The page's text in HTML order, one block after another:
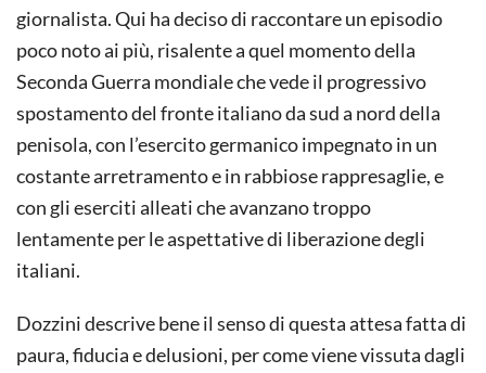
giornalista. Qui ha deciso di raccontare un episodio
poco noto ai più, risalente a quel momento della
Seconda Guerra mondiale che vede il progressivo
spostamento del fronte italiano da sud a nord della
penisola, con l’esercito germanico impegnato in un
costante arretramento e in rabbiose rappresaglie, e
con gli eserciti alleati che avanzano troppo
lentamente per le aspettative di liberazione degli
italiani.
Dozzini descrive bene il senso di questa attesa fatta di
paura, fiducia e delusioni, per come viene vissuta dagli